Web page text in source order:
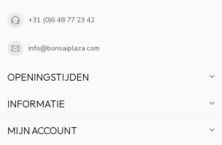
+31 (0)6 48 77 23 42
info@bonsaiplaza.com
OPENINGSTIJDEN
INFORMATIE
MIJN ACCOUNT